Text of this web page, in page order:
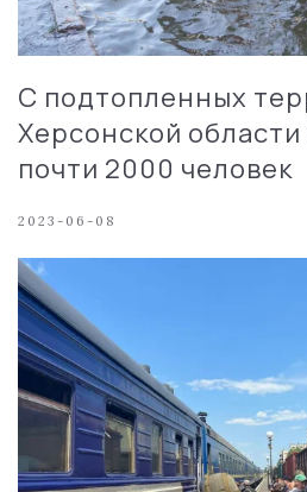
С подтопленных
Херсонской
почти 2000 человек
2023-06-08